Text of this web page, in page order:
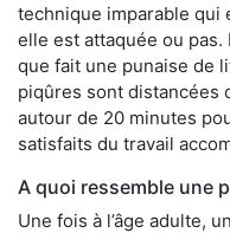
technique imparable qui
elle est attaquée ou
que fait une punaise de
piqûres sont distancées
autour de 20 minutes
satisfaits du travail
A quoi ressemble une
Une fois à l’âge adulte,